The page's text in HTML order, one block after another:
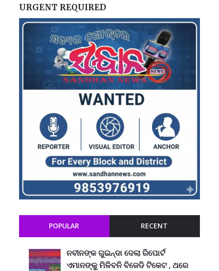
URGENT REQUIRED
POPULAR RECENT
ନବୀନଙ୍କ ଗୁଇନ୍ଦା ଦେଲା ରିପୋର୍ଟ
ଏମାନଙ୍କୁ ମିଳିବନି ବିଜେଡି ଟିକେଟ , ଥରେ